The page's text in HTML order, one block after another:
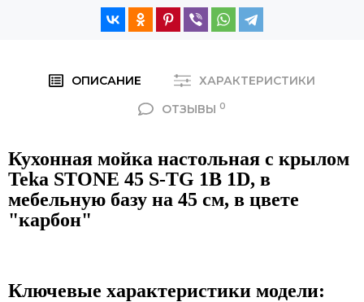
ОПИСАНИЕ
ХАРАКТЕРИСТИКИ
ОТЗЫВЫ 0
Кухонная мойка настольная с крылом
Teka STONE 45 S-TG 1B 1D, в
мебельную базу на 45 см, в цвете
"карбон"
Ключевые характеристики модели: